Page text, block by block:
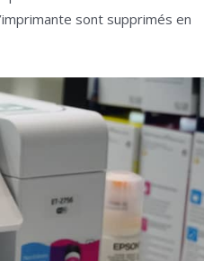
sont supprimés en